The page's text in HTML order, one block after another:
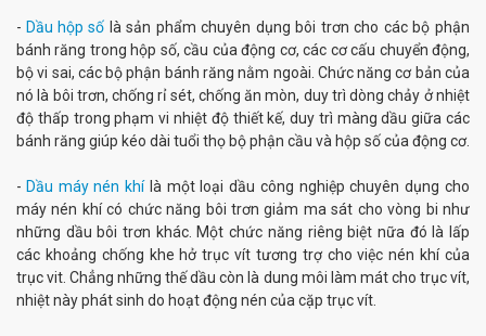
- Dầu hộp số là sản phẩm chuyên dụng bôi trơn cho các bộ phận
bánh răng trong hộp số, cầu của động cơ, các cơ cấu chuyển động,
bộ vi sai, các bộ phận bánh răng nằm ngoài. Chức năng cơ bản của
nó là bôi trơn, chống rỉ sét, chống ăn mòn, duy trì dòng chảy ở nhiệt
độ thấp trong phạm vi nhiệt độ thiết kế, duy trì màng dầu giữa các
bánh răng giúp kéo dài tuổi thọ bộ phận cầu và hộp số của động cơ.
- Dầu máy nén khílà một loại dầu công nghiệp chuyên dụng cho
máy nén khí có chức năng bôi trơn giảm ma sát cho vòng bi như
những dầu bôi trơn khác. Một chức năng riêng biệt nữa đó là lấp
các khoảng chống khe hở trục vít tương trợ cho việc nén khí của
trục vit. Chẳng những thế dầu còn là dung môi làm mát cho trục vít,
nhiệt này phát sinh do hoạt động nén của cặp trục vít.